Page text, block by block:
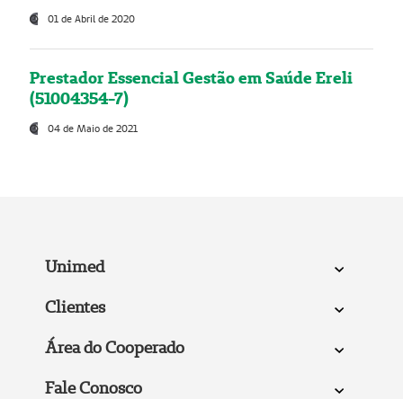
01 de Abril de 2020
Prestador Essencial Gestão em Saúde Ereli
(51004354-7)
04 de Maio de 2021
Unimed
Clientes
Área do Cooperado
Fale Conosco